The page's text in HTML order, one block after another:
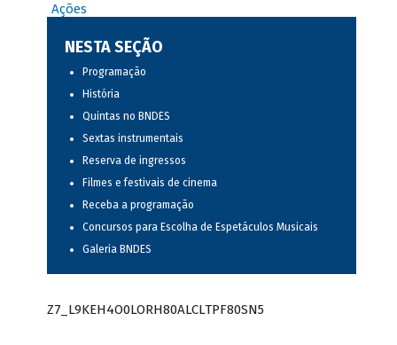
Ações
NESTA SEÇÃO
Programação
História
Quintas no BNDES
Sextas instrumentais
Reserva de ingressos
Filmes e festivais de cinema
Receba a programação
Concursos para Escolha de Espetáculos Musicais
Galeria BNDES
Z7_L9KEH4O0LORH80ALCLTPF80SN5